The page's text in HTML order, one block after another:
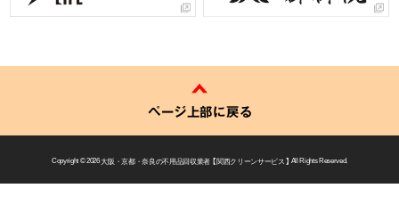
ページ上部に戻る
Copyright © 2026大阪・京都・奈良の不用品回収業者 【 関西クリーンサービス 】 All Rights Reserved.